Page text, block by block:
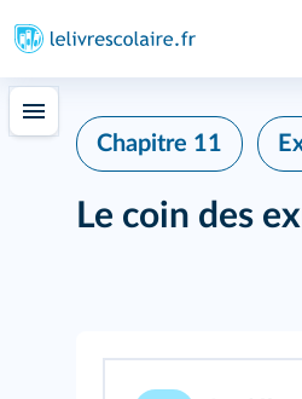
Chapitre 11
Le coin des